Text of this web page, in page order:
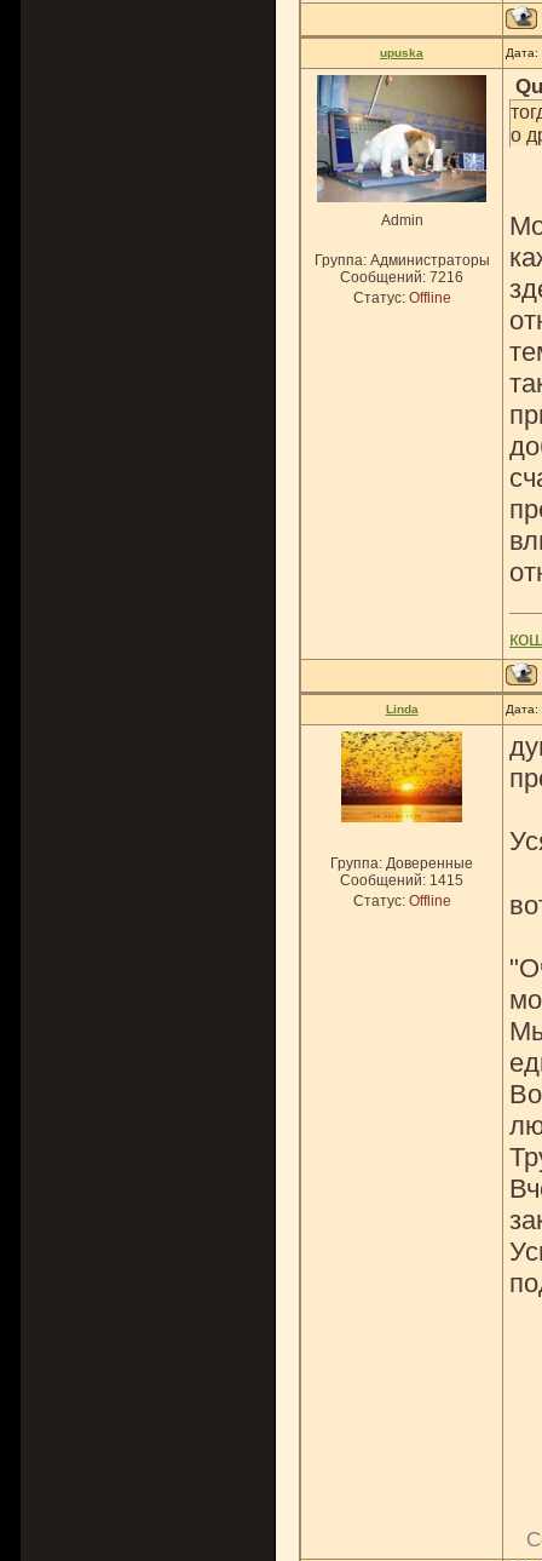
upuska
Admin
Группа: Администраторы
Сообщений: 7216
Статус: Offline
о
Linda
Группа: Доверенные
Сообщений: 1415
Статус: Offline